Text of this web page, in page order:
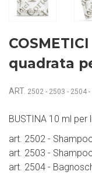
quadrata
ART. 2502 - 2503 - 2504
BUSTINA 10 ml per
art. 2502 -
art. 2503 -
art. 2504 -